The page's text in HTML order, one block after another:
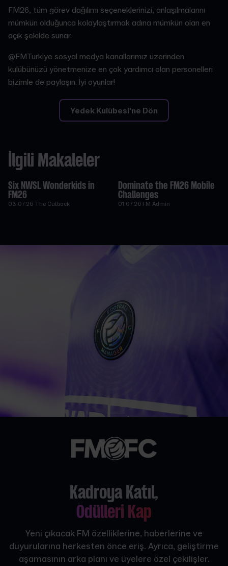
FM26, tüm görev dağılımı seçeneklerinizi, anlaşılmalarını
mümkün olduğunca kolaylaştırmak adına mümkün olan en
açık şekilde sunar.
@FMTurkiye sosyal medya kanallarımız üzerinden
kulübünüzü yönetmenize en çok yardımcı olan personelleri
bizimle de paylaşın. İyi oyunlar!
Yedek Kulübesi'ne Dön
İlgili Makaleler
Six NWSL Wonderkids in
FM26
03.07.26 The Cutback
Dominate the FM26 Mobile
Challenges
01.07.26 FM Admin
Kadroya Katıl,
Ödülleri Kap
Yeni çıkacak FM özelliklerine, haberlerine ve
duyurularına herkesten önce eriş. Ayrıca, geliştirme
aşamasının arka planı ve üyelere özel çekilişler.